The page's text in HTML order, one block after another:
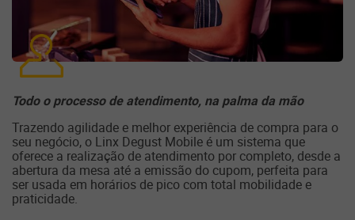
Todo o processo de atendimento, na palma da mão
Trazendo agilidade e melhor experiência de compra para o
seu negócio, o Linx Degust Mobile é um sistema que
oferece a realização de atendimento por completo, desde a
abertura da mesa até a emissão do cupom, perfeita para
ser usada em horários de pico com total mobilidade e
praticidade.